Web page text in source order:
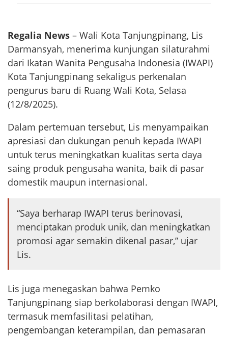
Regalia News – Wali Kota Tanjungpinang, Lis
Darmansyah, menerima kunjungan silaturahmi
dari Ikatan Wanita Pengusaha Indonesia (IWAPI)
Kota Tanjungpinang sekaligus perkenalan
pengurus baru di Ruang Wali Kota, Selasa
(12/8/2025).
Dalam pertemuan tersebut, Lis menyampaikan
apresiasi dan dukungan penuh kepada IWAPI
untuk terus meningkatkan kualitas serta daya
saing produk pengusaha wanita, baik di pasar
domestik maupun internasional.
“Saya berharap IWAPI terus berinovasi,
menciptakan produk unik, dan meningkatkan
promosi agar semakin dikenal pasar,” ujar
Lis.
Lis juga menegaskan bahwa Pemko
Tanjungpinang siap berkolaborasi dengan IWAPI,
termasuk memfasilitasi pelatihan,
pengembangan keterampilan, dan pemasaran